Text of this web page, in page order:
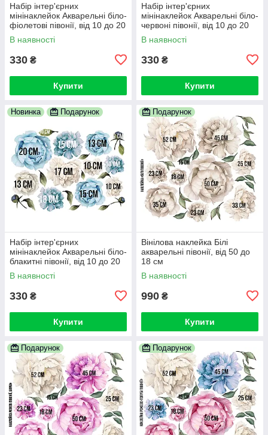
Набір інтер'єрних
мінінаклейок Акварельні біло-
фіолетові півонії, від 10 до 20
см
В наявності
330 ₴
Купити
Набір інтер'єрних
мінінаклейок Акварельні біло-
червоні півонії, від 10 до 20
см
В наявності
330 ₴
Купити
Новинка Подарунок
Набір інтер'єрних
мінінаклейок Акварельні біло-
блакитні півонії, від 10 до 20
см
В наявності
330 ₴
Купити
Подарунок
Вінілова наклейка Білі
акварельні півонії, від 50 до
18 см
В наявності
990 ₴
Купити
Подарунок Подарунок